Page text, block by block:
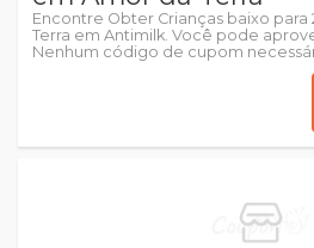
Encontre Obter Crianças baixo para
Terra em Antimilk. Você pode
Nenhum código de cupom